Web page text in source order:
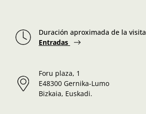
Duración aproximada de la visita
Entradas
Foru plaza, 1
E48300 Gernika-Lumo
Bizkaia, Euskadi.